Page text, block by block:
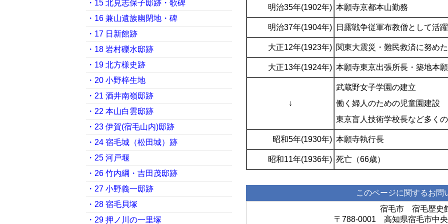
明治35年(1902年) 本願寺京都本山勤務
明治37年(1904年) 日露戦争従軍布教僧として活躍
大正12年(1923年) 関東大震災・難民救済に努めた
大正13年(1924年) 本願寺東京出張所長・築地本
↓
武蔵野女子学園の建立
働く婦人のための児童園建設
東京盲人技術学校長など多く
昭和5年(1930年) 本願寺執行長
昭和11年(1936年) 死亡（66歳）
このページに関するお問
宿毛市 宿毛歴史
〒788-0001 高知県宿毛市中
・15 北見志保子邸跡・歌碑
・16 兼山遺族幽閉地・碑
・17 日新館跡
・18 岩村礫水邸跡
・19 北方様史跡
・20 小野梓生地
・21 酒井南嶺邸跡
・22 本山白雲邸跡
・23 伊賀(宿毛山内)邸跡
・24 宿毛城（松田城）跡
・25 河戸堰
・26 竹内綱・吉田茂邸跡
・27 小野義一邸跡
・28 宿毛貝塚
・29 押ノ川の一里塚